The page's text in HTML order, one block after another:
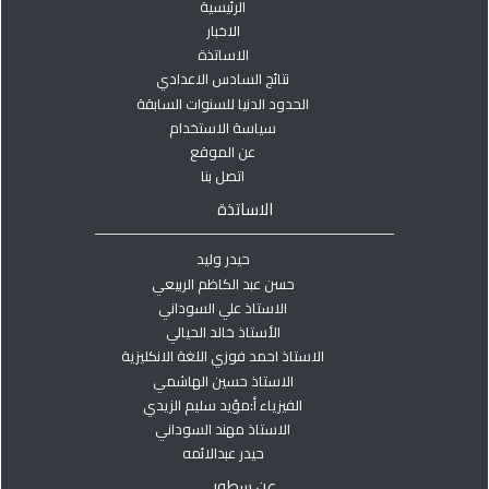
الرئيسية
الاخبار
الاساتذة
نتائج السادس الاعدادي
الحدود الدنيا للسنوات السابقة
سياسة الاستخدام
عن الموقع
اتصل بنا
الاساتذة
حيدر وليد
حسن عبد الكاظم الربيعي
الاستاذ علي السوداني
الأستاذ خالد الحيالي
الاستاذ احمد فوزي اللغة الانكليزية
الاستاذ حسين الهاشمي
الفيزياء أ:مؤيد سليم الزيدي
الاستاذ مهند السوداني
حيدر عبدالائمه